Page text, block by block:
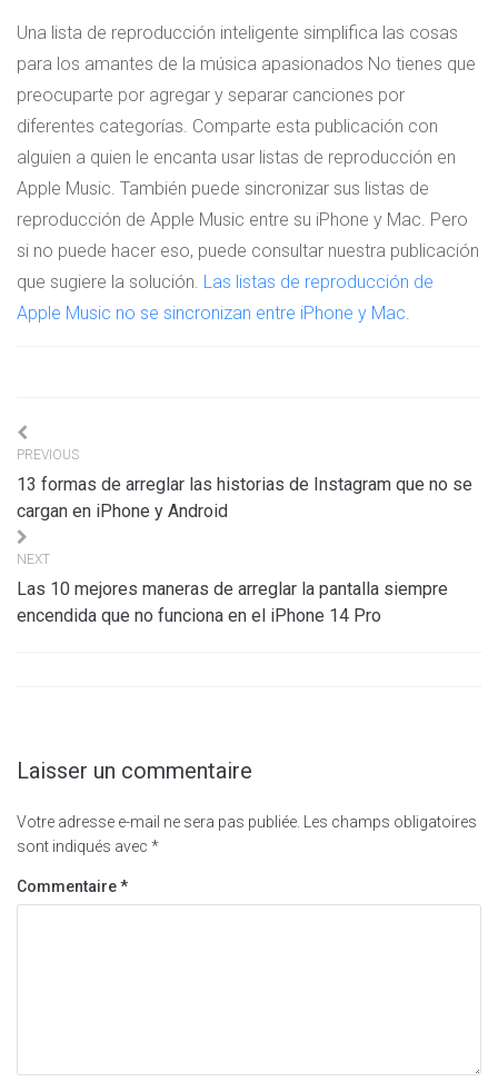
Una lista de reproducción inteligente simplifica las cosas
para los amantes de la música apasionados No tienes que
preocuparte por agregar y separar canciones por
diferentes categorías. Comparte esta publicación con
alguien a quien le encanta usar listas de reproducción en
Apple Music. También puede sincronizar sus listas de
reproducción de Apple Music entre su iPhone y Mac. Pero
si no puede hacer eso, puede consultar nuestra publicación
que sugiere la solución. Las listas de reproducción de
Apple Music no se sincronizan entre iPhone y Mac
Navigation
de
l’article
PREVIOUS
13 formas de arreglar las historias de Instagram que no se
cargan en iPhone y Android
NEXT
Las 10 mejores maneras de arreglar la pantalla siempre
encendida que no funciona en el iPhone 14 Pro
Laisser un commentaire
Votre adresse e-mail ne sera pas publiée. Les champs obligatoires
sont indiqués avec *
Commentaire*